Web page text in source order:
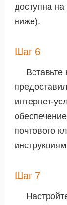
доступна
ниже).
Шаг 6
Вставьте
интернет-
почтового
Шаг 7